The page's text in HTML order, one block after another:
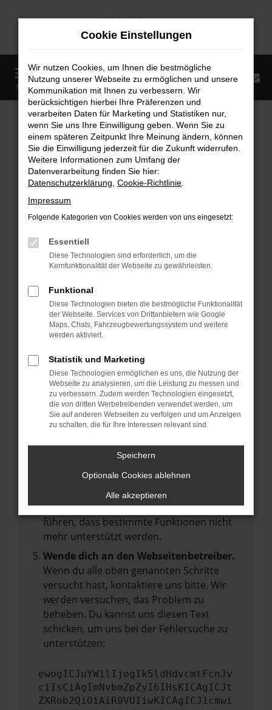
Zum
MENÜ
Startseite Fahrzeugangebote Fahrzeugmarkt
Fahrzeugmarkt
Fehler: Network Error
Beim Laden ist ein Fehler aufgetreten.
Hier sind ein paar Tipps, die dir helfen können:
Überprüfe deine Firewall und deine
Internetverbindung.
deine Suchmaschine?
Prüfe deine Browsererweiterungen.
Manche Erweiterungen, wie Werbeblocker,
können das Laden bestimmter Seiten
anderen Browser oder in einem privaten
Fenster?
Starte dein Gerät neu.
Das kann manchmal helfen,
vorübergehende Probleme zu beheben.
Stelle sicher, dass dein Browser und dein
Betriebssystem auf dem neuesten Stand
Veraltete Software birgt nicht nur ein
Sicherheitsrisiko, sondern kann auch dazu
führen, dass bestimmte Funktionen nicht
mehr unterstützt werden.
Wende dich an den Webseitenbetreiber.
Wenn du alle oben genannten Schritte
versucht hast, kontaktiere uns bitte. Wir
werden versuchen, das Problem zu
beheben. Du kannst uns diesen Text
schicken, um uns bei der Fehlersuche zu
unterstützen:
ewogICJuYW1lIjogIk5ldHdvcmtFcnJv
ciIsCiAgImNvbmZpZyI6IHsKICAgICJt
ZXRob2QiOiAiR0VUIiwKICAgICJ1cmwi
Cookie Einstellungen
Wir nutzen Cookies, um Ihnen die bestmögliche
Nutzung unserer Webseite zu ermöglichen und unsere
Kommunikation mit Ihnen zu verbessern. Wir
berücksichtigen hierbei Ihre Präferenzen und
verarbeiten Daten für Marketing und Statistiken nur,
wenn Sie uns Ihre Einwilligung geben. Wenn Sie zu
einem späteren Zeitpunkt Ihre Meinung ändern, können
Sie die Einwilligung jederzeit für die Zukunft widerrufen.
Weitere Informationen zum Umfang der
Datenverarbeitung finden Sie hier:
Datenschutzerklärung Cookie-Richtlinie
Impressum
Folgende Kategorien von Cookies werden von uns eingesetzt:
Essentiell
Diese Technologien sind erforderlich, um die
Kernfunktionalität der Webseite zu gewährleisten.
Funktional
Diese Technologien bieten die bestmögliche Funktionalität
der Webseite. Services von Drittanbietern wie Google
Maps, Chats, Fahrzeugbewertungssystem und weitere
werden aktiviert.
Statistik und Marketing
Diese Technologien ermöglichen es uns, die Nutzung der
Webseite zu analysieren, um die Leistung zu messen und
zu verbessern. Zudem werden Technologien eingesetzt,
die von dritten Werbetreibenden verwendet werden, um
Sie auf anderen Webseiten zu verfolgen und um Anzeigen
zu schalten, die für Ihre Interessen relevant sind.
Speichern
Optionale Cookies ablehnen
Alle akzeptieren